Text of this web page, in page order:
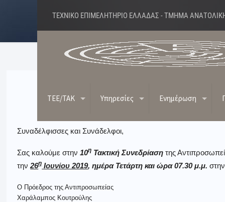
ΤΕΧΝΙΚΟ ΕΠΙΜΕΛΗΤΗΡΙΟ ΕΛΛΑΔΑΣ - ΤΜΗΜΑ
TEE/TAK Υπηρεσίες Ενημέρωση
Πρόσκληση
Συναδέλφισσες και Συνάδελφοι,
Σας καλούμε στην10η Τακτική Συνεδρίαση της
την26ηΙουνίου 2019, ημέρα Τετάρτη και ώρα 07.30 μ.μ.
Ο Πρόεδρος της Αντιπροσωπείας
Χαράλαμπος Κουτρούλης